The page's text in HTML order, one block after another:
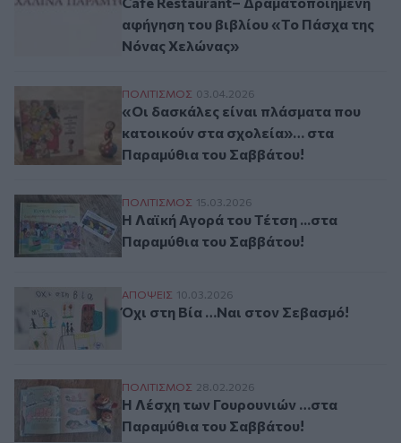
αφήγηση του βιβλίου «Το Πάσχα της
Νόνας Χελώνας»
«Οι δασκάλες είναι πλάσματα που
ΠΟΛΙΤΙΣΜΟΣ 03.04.2026
«Οι δασκάλες είναι πλάσματα που
κατοικούν στα σχολεία»… στα
Παραμύθια του Σαββάτου!
Η Λαϊκή Αγορά του Τέτση ...στα
ΠΟΛΙΤΙΣΜΟΣ 15.03.2026
Η Λαϊκή Αγορά του Τέτση ...στα
Παραμύθια του Σαββάτου!
Όχι στη Βία …Ναι στον Σεβασμό!
ΑΠΟΨΕΙΣ 10.03.2026
Όχι στη Βία …Ναι στον Σεβασμό!
Η Λέσχη των Γουρουνιών …στα
ΠΟΛΙΤΙΣΜΟΣ 28.02.2026
Η Λέσχη των Γουρουνιών …στα
Παραμύθια του Σαββάτου!